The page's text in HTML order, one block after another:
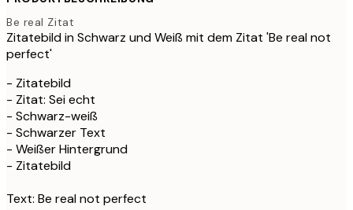
Be real Zitat
Zitatebild in Schwarz und Weiß mit dem Zitat 'Be real not
perfect'
- Zitatebild
- Zitat: Sei echt
- Schwarz-weiß
- Schwarzer Text
- Weißer Hintergrund
- Zitatebild
Text: Be real not perfect